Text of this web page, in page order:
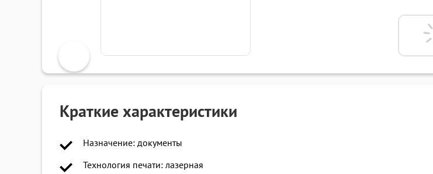
Краткие характеристики
Назначение: документы
Технология печати: лазерная